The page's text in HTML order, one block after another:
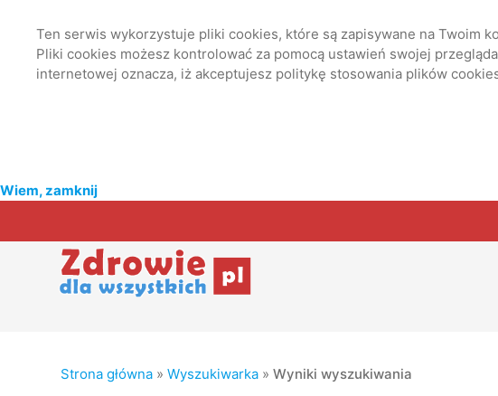
Ten serwis wykorzystuje pliki cookies, które są zapisywane na Twoim
Pliki cookies możesz kontrolować za pomocą ustawień swojej
internetowej oznacza, iż akceptujesz politykę stosowania plików
Wiem, zamknij
Strona główna »Wyszukiwarka »Wyniki wyszukiwania